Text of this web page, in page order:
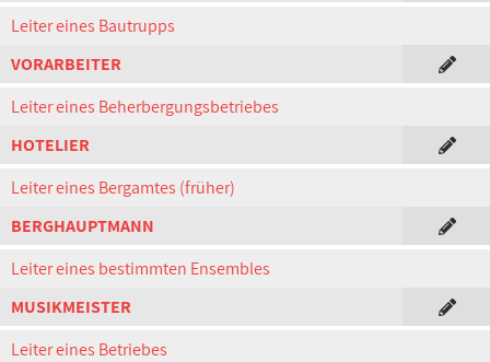
Leiter eines Bautrupps
VORARBEITER
Leiter eines Beherbergungsbetriebes
HOTELIER
Leiter eines Bergamtes (früher)
BERGHAUPTMANN
Leiter eines bestimmten Ensembles
MUSIKMEISTER
Leiter eines Betriebes